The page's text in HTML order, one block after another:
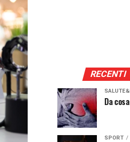
RECENTI
Da
SPORT